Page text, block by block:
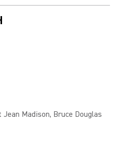
Madison, Bruce Douglas